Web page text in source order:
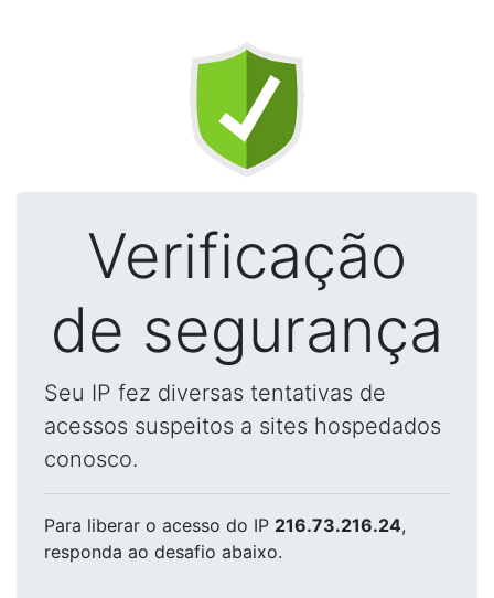
Verificação
de segurança
Seu IP fez diversas tentativas de
acessos suspeitos a sites hospedados
conosco.
Para liberar o acesso do IP 216.73.216.24,
responda ao desafio abaixo.